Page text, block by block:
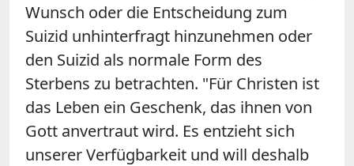
Wunsch oder die Entscheidung zum
Suizid unhinterfragt hinzunehmen oder
den Suizid als normale Form des
Sterbens zu betrachten. "Für Christen ist
das Leben ein Geschenk, das ihnen von
Gott anvertraut wird. Es entzieht sich
unserer Verfügbarkeit und will deshalb